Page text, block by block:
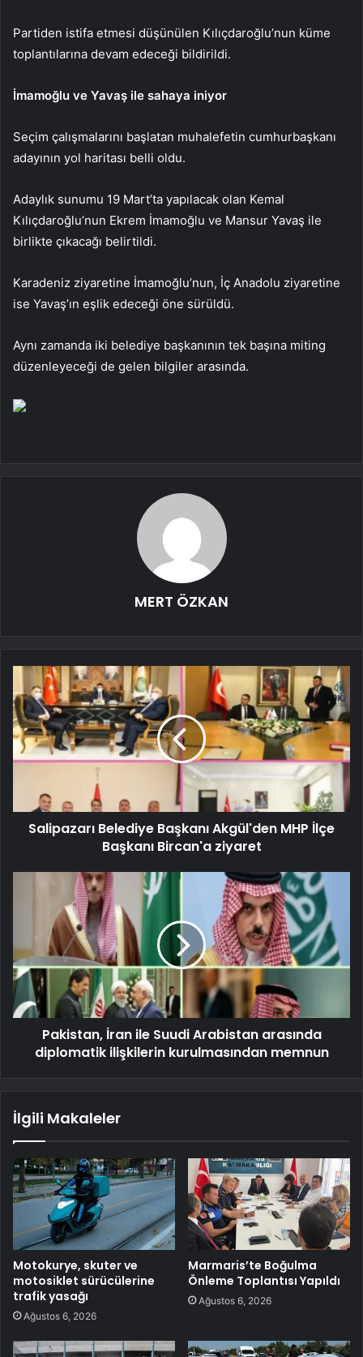
Partiden istifa etmesi düşünülen Kılıçdaroğlu’nun küme
toplantılarına devam edeceği bildirildi.
İmamoğlu ve Yavaş ile sahaya iniyor
Seçim çalışmalarını başlatan muhalefetin cumhurbaşkanı
adayının yol haritası belli oldu.
Adaylık sunumu 19 Mart’ta yapılacak olan Kemal
Kılıçdaroğlu’nun Ekrem İmamoğlu ve Mansur Yavaş ile
birlikte çıkacağı belirtildi.
Karadeniz ziyaretine İmamoğlu’nun, İç Anadolu ziyaretine
ise Yavaş’ın eşlik edeceği öne sürüldü.
Aynı zamanda iki belediye başkanının tek başına miting
düzenleyeceği de gelen bilgiler arasında.
MERT ÖZKAN
Salipazarı Belediye Başkanı Akgül'den MHP İlçe
Başkanı Bircan'a ziyaret
Pakistan, İran ile Suudi Arabistan arasında
diplomatik ilişkilerin kurulmasından memnun
İlgili Makaleler
Motokurye, skuter ve
motosiklet sürücülerine
trafik yasağı
Ağustos 6, 2026
Marmaris’te Boğulma
Önleme Toplantısı Yapıldı
Ağustos 6, 2026